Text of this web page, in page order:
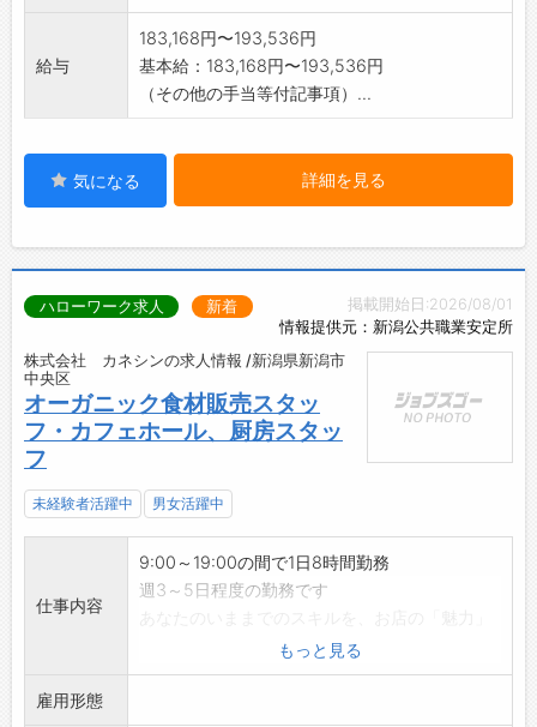
給与
183,168円〜193,536円
基本給：183,168円〜193,536円
（その他の手当等付記事項）...
気になる 詳細を見る
掲載開始日:2026/08/01
情報提供元：新潟公共職業安定所
ハローワーク求人 新着
株式会社 カネシンの求人情報 /新潟県新潟市
中央区
オーガニック食材販売スタッ
フ・カフェホール、厨房スタッ
フ
未経験者活躍中 男女活躍中
仕事内容
9:00～19:00の間で1日8時間勤務
週3～5日程度の勤務です
<<具体的なお仕事>>
もっと見る
雇用形態